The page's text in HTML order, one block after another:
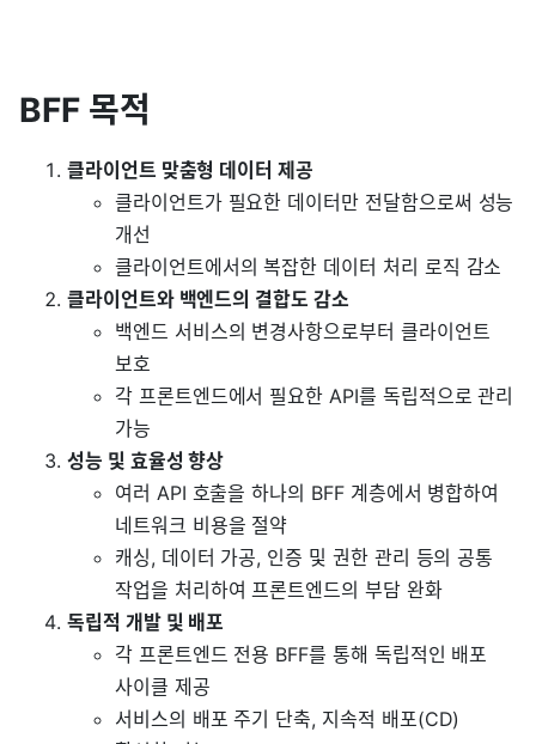
BFF 목적
클라이언트 맞춤형 데이터 제공
클라이언트가 필요한 데이터만 전달함으로써 성능
개선
클라이언트에서의 복잡한 데이터 처리 로직 감소
클라이언트와 백엔드의 결합도 감소
백엔드 서비스의 변경사항으로부터 클라이언트
보호
각 프론트엔드에서 필요한 API를 독립적으로 관리
가능
성능 및 효율성 향상
여러 API 호출을 하나의 BFF 계층에서 병합하여
네트워크 비용을 절약
캐싱, 데이터 가공, 인증 및 권한 관리 등의 공통
작업을 처리하여 프론트엔드의 부담 완화
독립적 개발 및 배포
각 프론트엔드 전용 BFF를 통해 독립적인 배포
사이클 제공
서비스의 배포 주기 단축, 지속적 배포(CD)